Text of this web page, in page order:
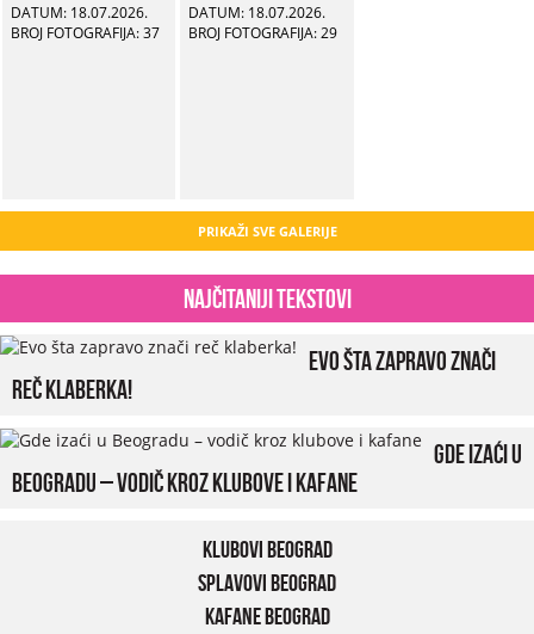
DATUM: 18.07.2026.
BROJ FOTOGRAFIJA: 37
DATUM: 18.07.2026.
BROJ FOTOGRAFIJA: 29
PRIKAŽI SVE GALERIJE
Najčitaniji tekstovi
Evo šta zapravo znači
reč klaberka!
Gde izaći u
Beogradu – vodič kroz klubove i kafane
Klubovi Beograd
Splavovi Beograd
Kafane Beograd